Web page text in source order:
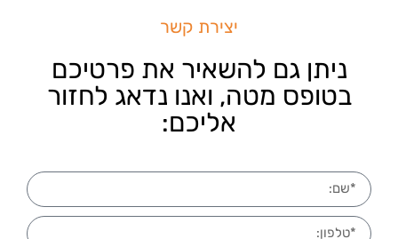
יצירת קשר
ניתן גם להשאיר את פרטיכם
בטופס מטה, ואנו נדאג לחזור
אליכם: